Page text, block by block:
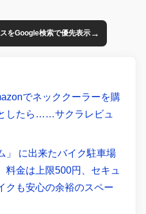
をGoogle検索で優先表示→
でネッククーラーを購
したら……サクラレビュ
」 に出来たバイク駐車場
料金は上限500円、セキュ
クも安心の余裕のスペー